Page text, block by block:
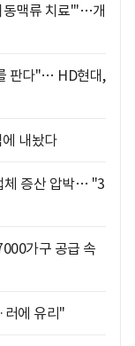
동맥류 치료'"…개
판다"… HD현대,
내놨다
체 증산 압박… "3
가구 공급 속
러에 유리"